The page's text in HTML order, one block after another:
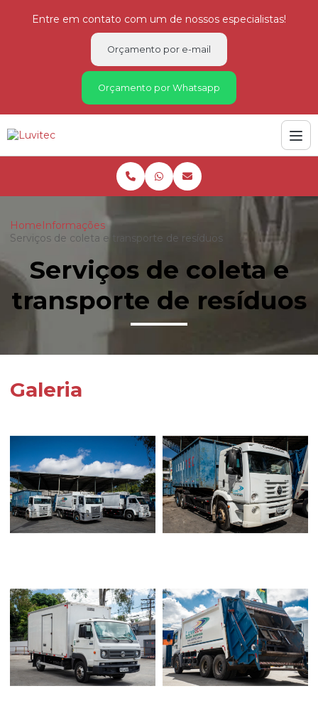
Entre em contato com um de nossos especialistas!
Orçamento por e-mail
Orçamento por Whatsapp
HomeInformações
Serviços de coleta e transporte de resíduos
Serviços de coleta e
transporte de resíduos
Galeria